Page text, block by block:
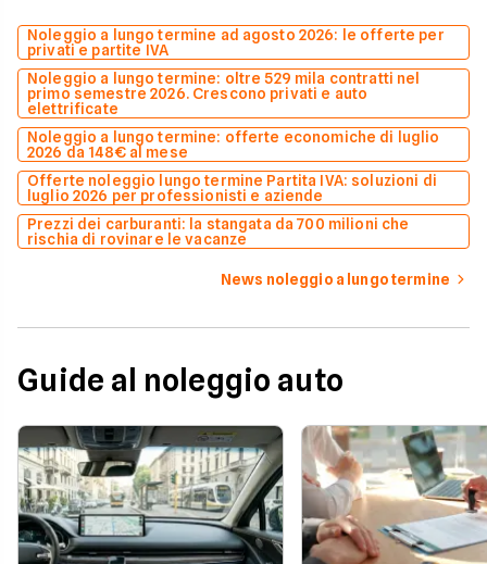
Noleggio a lungo termine ad agosto 2026: le offerte per
privati e partite IVA
Noleggio a lungo termine: oltre 529 mila contratti nel
primo semestre 2026. Crescono privati e auto
elettrificate
Noleggio a lungo termine: offerte economiche di luglio
2026 da 148€ al mese
Offerte noleggio lungo termine Partita IVA: soluzioni di
luglio 2026 per professionisti e aziende
Prezzi dei carburanti: la stangata da 700 milioni che
rischia di rovinare le vacanze
News noleggio a lungo termine
Guide al noleggio auto